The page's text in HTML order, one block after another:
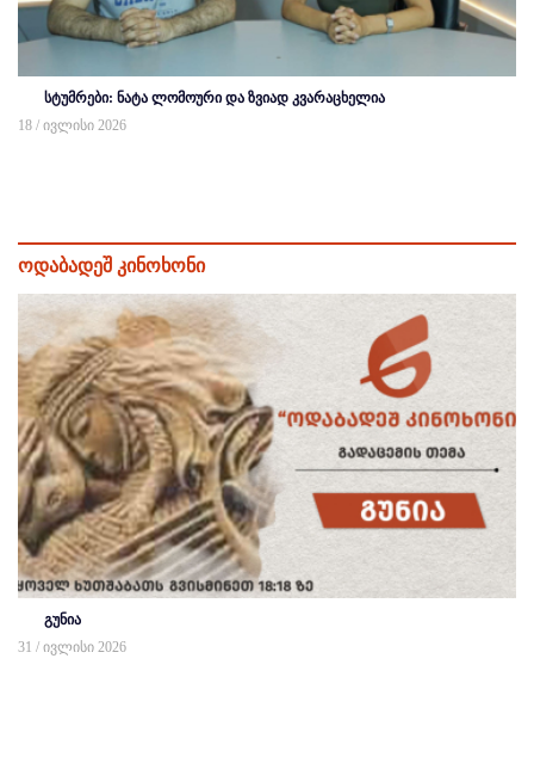
სტუმრები: ნატა ლომოური და ზვიად კვარაცხელია
18 / ივლისი 2026
ოდაბადეშ კინოხონი
გუნია
31 / ივლისი 2026